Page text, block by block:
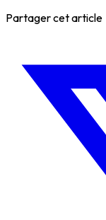
Partager cet article